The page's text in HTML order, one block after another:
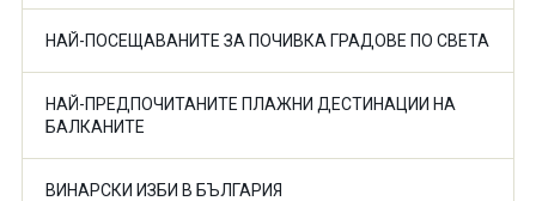
НАЙ-ПОСЕЩАВАНИТЕ ЗА ПОЧИВКА ГРАДОВЕ ПО СВЕТА
НАЙ-ПРЕДПОЧИТАНИТЕ ПЛАЖНИ ДЕСТИНАЦИИ НА
БАЛКАНИТЕ
ВИНАРСКИ ИЗБИ В БЪЛГАРИЯ